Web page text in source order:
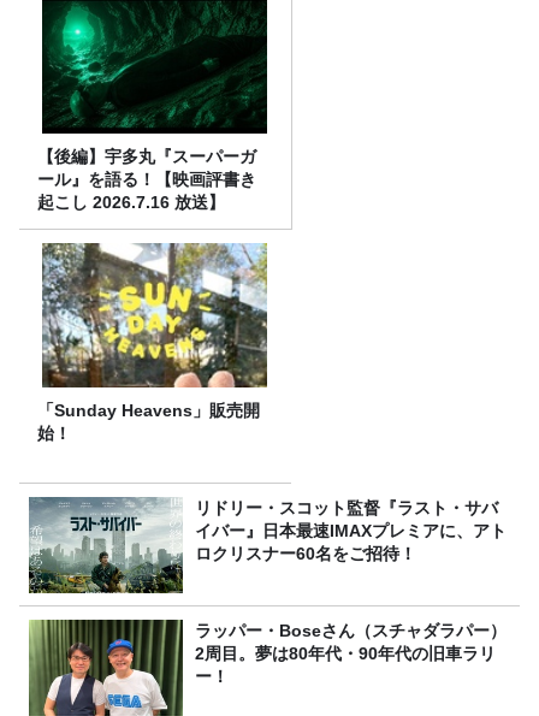
【後編】宇多丸『スーパーガ
ール』を語る！【映画評書き
起こし 2026.7.16 放送】
「Sunday Heavens」販売開
始！
リドリー・スコット監督『ラスト・サバ
イバー』日本最速IMAXプレミアに、アト
ロクリスナー60名をご招待！
ラッパー・Boseさん（スチャダラパー）
2周目。夢は80年代・90年代の旧車ラリ
ー！